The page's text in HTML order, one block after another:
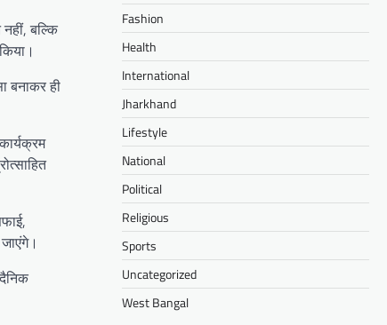
बल्कि
बनाकर ही
Fashion
Health
International
Jharkhand
Lifestyle
National
Political
Religious
Sports
Uncategorized
West Bangal